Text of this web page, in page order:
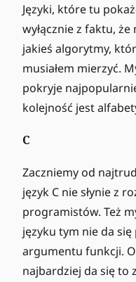
Języki, które tu
wyłącznie z faktu,
jakieś algorytmy,
musiałem mierzyć.
pokryje
kolejność jest
C
Zaczniemy od
język C nie słynie z
programistów. Też
języku tym nie da
argumentu funkcji.
najbardziej da się to